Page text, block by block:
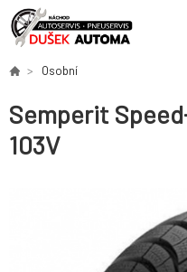
Osobní
Semperit
103V